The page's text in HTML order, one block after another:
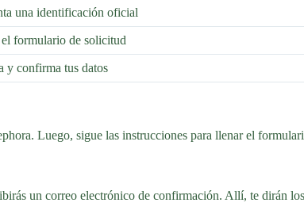
una identificación oficial
formulario de solicitud
y confirma tus datos
Luego, sigue las instrucciones para llenar el
un correo electrónico de confirmación. Allí, te dirán los